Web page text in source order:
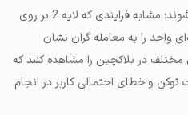
اگریگیتورها روی دکس‌ها ساخته می‌شوند؛ مشابه فرایندی که لایه 2 بر روی
واحد را به معامله گران نشان
مختلف در بلاکچین را مشاهده کنند که
و خطای احتمالی کاربر در انجام